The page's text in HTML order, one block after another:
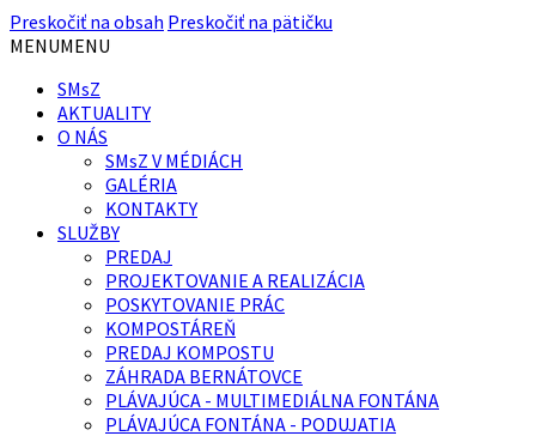
Preskočiť na obsah Preskočiť na pätičku
MENUMENU
SMsZ
AKTUALITY
O NÁS
SMsZ V MÉDIÁCH
GALÉRIA
KONTAKTY
SLUŽBY
PREDAJ
PROJEKTOVANIE A REALIZÁCIA
POSKYTOVANIE PRÁC
KOMPOSTÁREŇ
PREDAJ KOMPOSTU
ZÁHRADA BERNÁTOVCE
PLÁVAJÚCA - MULTIMEDIÁLNA FONTÁNA
PLÁVAJÚCA FONTÁNA - PODUJATIA